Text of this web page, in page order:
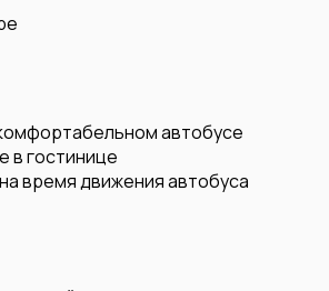
автобусе
в гостинице
время движения автобуса